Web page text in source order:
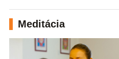
Meditácia